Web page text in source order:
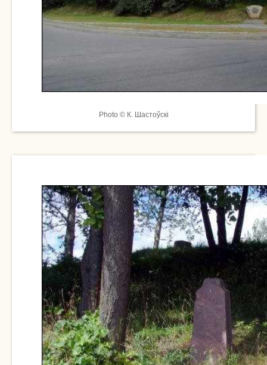
Photo © К. Шастоўскі